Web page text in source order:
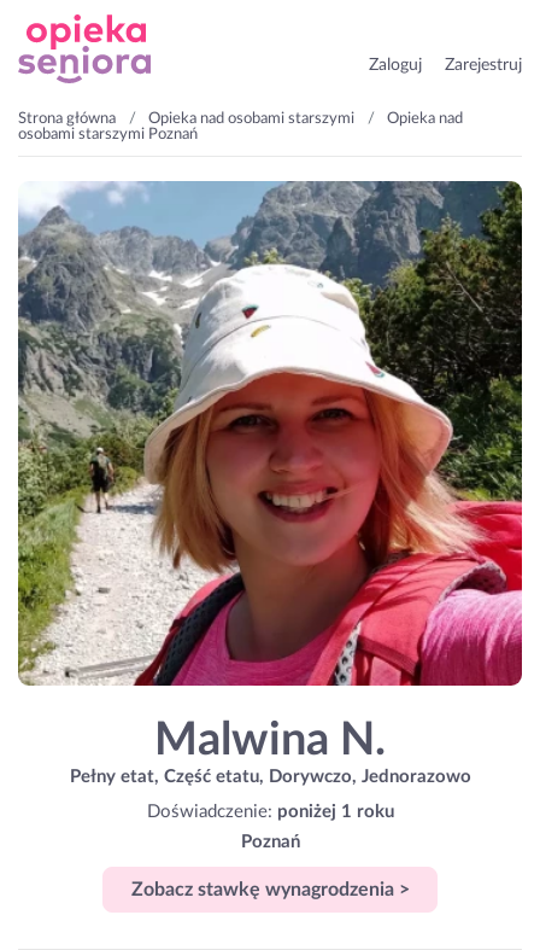
Zaloguj Zarejestruj
Strona główna Opieka nad osobami starszymi
Opieka nad
osobami starszymi Poznań
Malwina N.
Pełny etat, Część etatu, Dorywczo, Jednorazowo
Doświadczenie: poniżej 1 roku
Poznań
Zobacz stawkę wynagrodzenia >